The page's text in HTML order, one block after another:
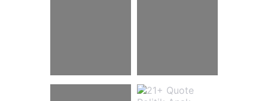
56+ Pesan Abah
80+ Gambar Pubg
Keren